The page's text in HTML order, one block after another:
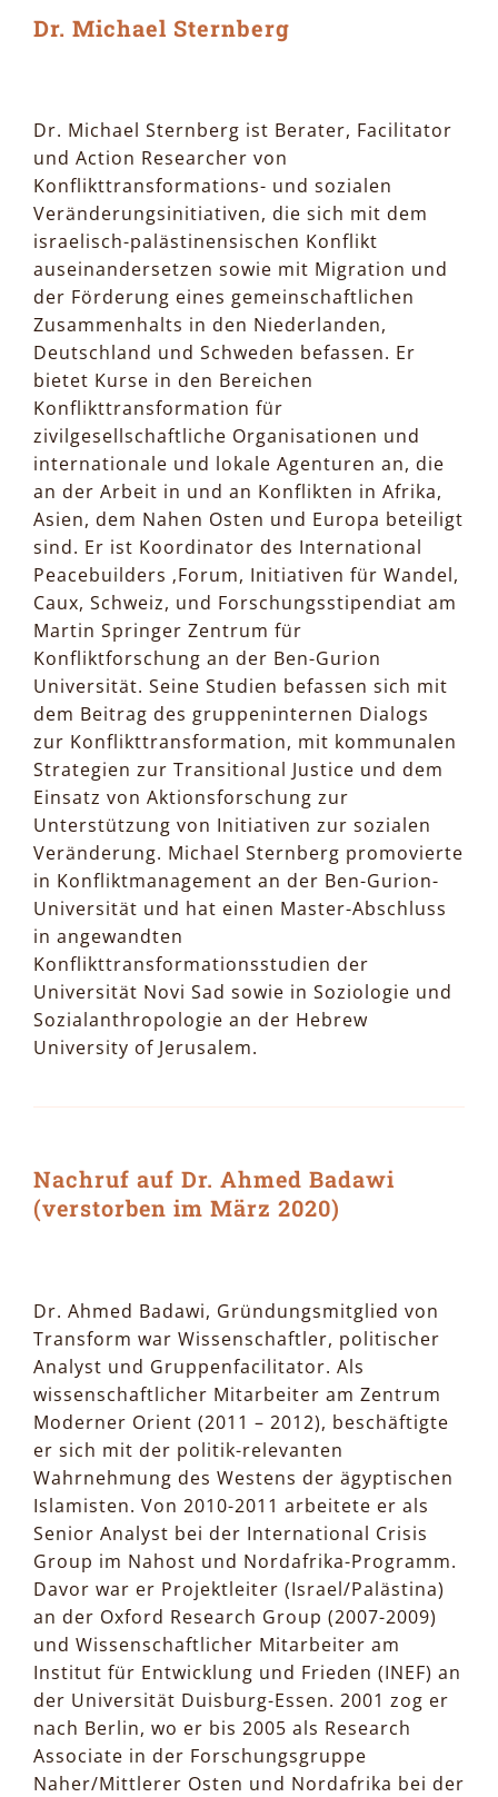
Dr. Michael Sternberg
Dr. Michael Sternberg ist Berater, Facilitator
und Action Researcher von
Konflikttransformations- und sozialen
Veränderungsinitiativen, die sich mit dem
israelisch-palästinensischen Konflikt
auseinandersetzen sowie mit Migration und
der Förderung eines gemeinschaftlichen
Zusammenhalts in den Niederlanden,
Deutschland und Schweden befassen. Er
bietet Kurse in den Bereichen
Konflikttransformation für
zivilgesellschaftliche Organisationen und
internationale und lokale Agenturen an, die
an der Arbeit in und an Konflikten in Afrika,
Asien, dem Nahen Osten und Europa beteiligt
sind. Er ist Koordinator des International
Peacebuilders ‚Forum, Initiativen für Wandel,
Caux, Schweiz, und Forschungsstipendiat am
Martin Springer Zentrum für
Konfliktforschung an der Ben-Gurion
Universität. Seine Studien befassen sich mit
dem Beitrag des gruppeninternen Dialogs
zur Konflikttransformation, mit kommunalen
Strategien zur Transitional Justice und dem
Einsatz von Aktionsforschung zur
Unterstützung von Initiativen zur sozialen
Veränderung. Michael Sternberg promovierte
in Konfliktmanagement an der Ben-Gurion-
Universität und hat einen Master-Abschluss
in angewandten
Konflikttransformationsstudien der
Universität Novi Sad sowie in Soziologie und
Sozialanthropologie an der Hebrew
University of Jerusalem.
Nachruf auf Dr. Ahmed Badawi
(verstorben im März 2020)
Dr. Ahmed Badawi, Gründungsmitglied von
Transform war Wissenschaftler, politischer
Analyst und Gruppenfacilitator. Als
wissenschaftlicher Mitarbeiter am Zentrum
Moderner Orient (2011 – 2012), beschäftigte
er sich mit der politik-relevanten
Wahrnehmung des Westens der ägyptischen
Islamisten. Von 2010-2011 arbeitete er als
Senior Analyst bei der International Crisis
Group im Nahost und Nordafrika-Programm.
Davor war er Projektleiter (Israel/Palästina)
an der Oxford Research Group (2007-2009)
und Wissenschaftlicher Mitarbeiter am
Institut für Entwicklung und Frieden (INEF) an
der Universität Duisburg-Essen. 2001 zog er
nach Berlin, wo er bis 2005 als Research
Associate in der Forschungsgruppe
Naher/Mittlerer Osten und Nordafrika bei der